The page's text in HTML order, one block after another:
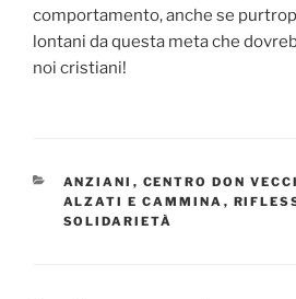
comportamento, anche se
lontani da questa meta che
noi cristiani!
CATEGORIE
ANZIANI , CENTRO DON
ALZATI E CAMMINA ,
SOLIDARIETÀ